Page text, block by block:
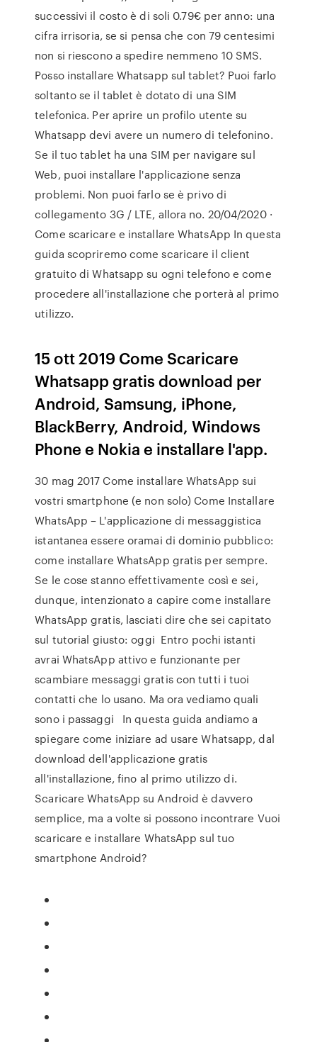
successivi il costo è di soli 0.79€ per anno: una
cifra irrisoria, se si pensa che con 79 centesimi
non si riescono a spedire nemmeno 10 SMS.
Posso installare Whatsapp sul tablet? Puoi farlo
soltanto se il tablet è dotato di una SIM
telefonica. Per aprire un profilo utente su
Whatsapp devi avere un numero di telefonino.
Se il tuo tablet ha una SIM per navigare sul
Web, puoi installare l'applicazione senza
problemi. Non puoi farlo se è privo di
collegamento 3G / LTE, allora no. 20/04/2020 ·
Come scaricare e installare WhatsApp In questa
guida scopriremo come scaricare il client
gratuito di Whatsapp su ogni telefono e come
procedere all'installazione che porterà al primo
utilizzo.
15 ott 2019 Come Scaricare
Whatsapp gratis download per
Android, Samsung, iPhone,
BlackBerry, Android, Windows
Phone e Nokia e installare l'app.
30 mag 2017 Come installare WhatsApp sui
vostri smartphone (e non solo) Come Installare
WhatsApp – L'applicazione di messaggistica
istantanea essere oramai di dominio pubblico:
come installare WhatsApp gratis per sempre.
Se le cose stanno effettivamente così e sei,
dunque, intenzionato a capire come installare
WhatsApp gratis, lasciati dire che sei capitato
sul tutorial giusto: oggi Entro pochi istanti
avrai WhatsApp attivo e funzionante per
scambiare messaggi gratis con tutti i tuoi
contatti che lo usano. Ma ora vediamo quali
sono i passaggi In questa guida andiamo a
spiegare come iniziare ad usare Whatsapp, dal
download dell'applicazione gratis
all'installazione, fino al primo utilizzo di.
Scaricare WhatsApp su Android è davvero
semplice, ma a volte si possono incontrare Vuoi
scaricare e installare WhatsApp sul tuo
smartphone Android?